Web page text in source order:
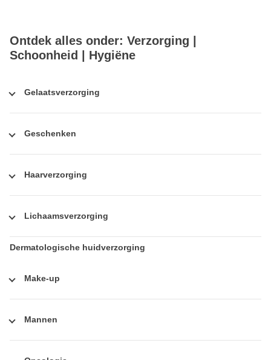
Ontdek alles onder: Verzorging |
Schoonheid | Hygiëne
Gelaatsverzorging
Geschenken
Haarverzorging
Lichaamsverzorging
Dermatologische huidverzorging
Make-up
Mannen